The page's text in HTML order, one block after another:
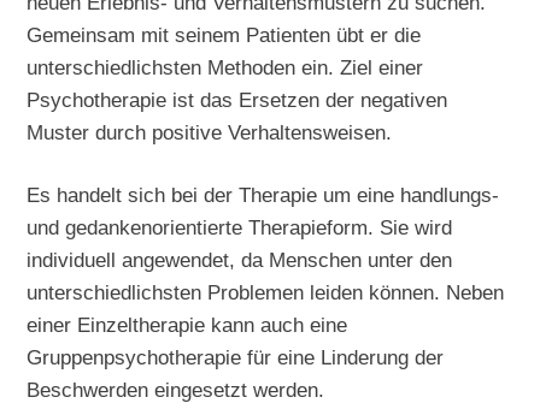
Gemeinsam mit seinem Patienten übt er die
unterschiedlichsten Methoden ein. Ziel einer
Psychotherapie ist das Ersetzen der negativen
Muster durch positive Verhaltensweisen.
Es handelt sich bei der Therapie um eine handlungs-
und gedankenorientierte Therapieform. Sie wird
individuell angewendet, da Menschen unter den
unterschiedlichsten Problemen leiden können. Neben
einer Einzeltherapie kann auch eine
Gruppenpsychotherapie für eine Linderung der
Beschwerden eingesetzt werden.